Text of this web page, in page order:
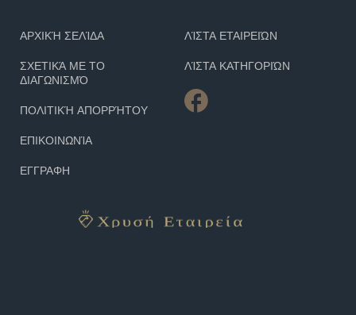
ΑΡΧΙΚΉ ΣΕΛΊΔΑ
ΣΧΕΤΙΚΆ ΜΕ ΤΟ
ΔΙΑΓΩΝΙΣΜΌ
ΠΟΛΙΤΙΚΉ ΑΠΟΡΡΉΤΟΥ
ΕΠΙΚΟΙΝΩΝΊΑ
ΕΓΓΡΑΦΗ
ΛΊΣΤΑ ΕΤΑΙΡΕΙΏΝ
ΛΊΣΤΑ ΚΑΤΗΓΟΡΙΏΝ